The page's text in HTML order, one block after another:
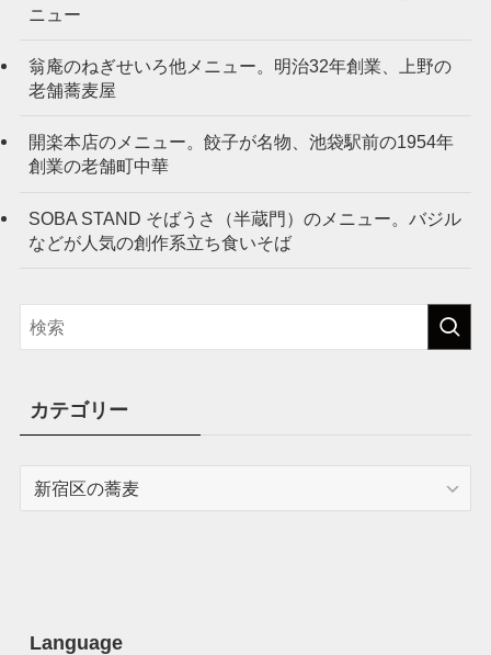
ニュー
翁庵のねぎせいろ他メニュー。明治32年創業、上野の
老舗蕎麦屋
開楽本店のメニュー。餃子が名物、池袋駅前の1954年
創業の老舗町中華
SOBA STAND そばうさ（半蔵門）のメニュー。バジル
などが人気の創作系立ち食いそば
カテゴリー
カ
Language